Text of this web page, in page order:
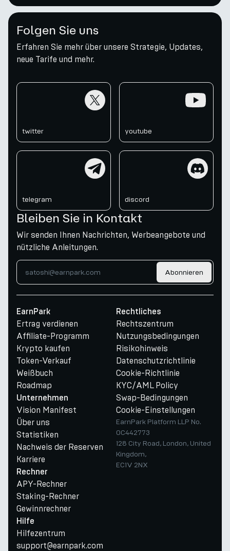
Folgen Sie uns
Erfahren Sie mehr über unsere Strategie, Updates,
neue Tarife und mehr.
twitter youtube
telegram discord
Bleiben Sie in Kontakt
Wir senden Ihnen Nachrichten, Werbeangebote und
nützliche Anleitungen.
Abonnieren
EarnPark
Ertrag verdienen
Affiliate-Programm
Krypto kaufen
Token-Verkauf
Weißbuch
Roadmap
Unternehmen
Vision Manifest
Über uns
Statistiken
Nachweis der Reserven
Karriere
Rechner
APY-Rechner
Staking-Rechner
Gewinnrechner
Hilfe
Hilfezentrum
support@earnpark.com
Rechtliches
Rechtszentrum
Nutzungsbedingungen
Risikohinweis
Datenschutzrichtlinie
Cookie-Richtlinie
KYC/AML Policy
Swap-Bedingungen
Cookie-Einstellungen
EarnPark Platform LLP No.
OC442773
128 City Road, London, United
Kingdom,
EC1V 2NX